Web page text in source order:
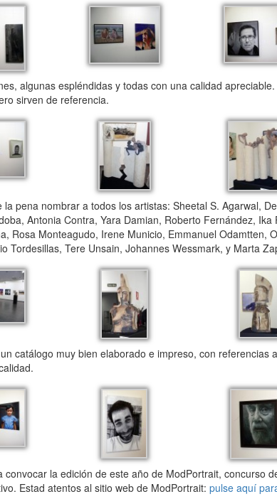
algunas espléndidas y todas con una calidad
sirven de referencia.
pena nombrar a todos los artistas: Sheetal S. Agarwal,
Antonia Contra, Yara Damian, Roberto Fernández,
Rosa Monteagudo, Irene Municio, Emmanuel Odamtten,
Tordesillas, Tere Unsain, Johannes Wessmark, y Marta
catálogo muy bien elaborado e impreso, con referencias
convocar la edición de este año de ModPortrait, concurso
Estad atentos al sitio web de ModPortrait: pulse aquí